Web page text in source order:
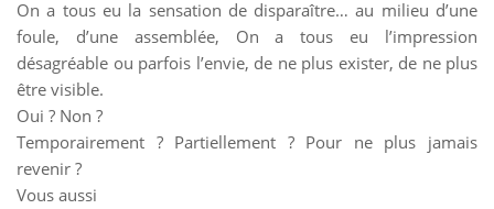
On a tous eu la sensation de disparaître… au milieu d’une
foule, d’une assemblée, On a tous eu l’impression
désagréable ou parfois l’envie, de ne plus exister, de ne plus
être visible.
Oui ? Non ?
Temporairement ? Partiellement ? Pour ne plus jamais
revenir ?
Vous aussi